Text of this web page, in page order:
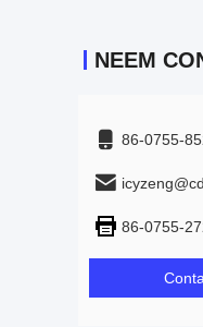
86-0755-
86-0755-